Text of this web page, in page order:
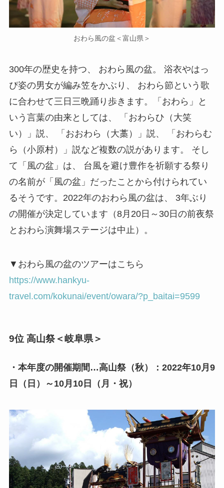
おわら風の盆＜富山県＞
300年の歴史を持つ、 おわら風の盆。 浴衣やはっ
ぴ姿の男女が編み笠をかぶり、 おわら節という歌
に合わせて三日三晩踊り歩きます。「おわら」と
いう言葉の由来としては、 「おわらひ（大笑
い）」説、 「おおわら（大藁）」説、 「おわらむ
ら（小原村）」説など複数の説があります。 そし
て「風の盆」は、 台風を避け豊作を祈願する祭り
の名前が「風の盆」だったことから付けられてい
るそうです。2022年のおわら風の盆は、 3年ぶり
の開催が決定しています（8月20日～30日の前夜祭
とおわら演舞場ステージは中止）。
▼おわら風の盆のツアーはこちら
https://www.hankyu-
travel.com/kokunai/event/owara/?p_baitai=9599
9位 高山祭＜岐阜県＞
・本年度の開催期間…高山祭（秋）：2022年10月9
日（日）～10月10日（月・祝）